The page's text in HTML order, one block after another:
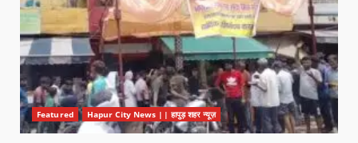
Featured Hapur City News || हापुड़ शहर न्यूज़